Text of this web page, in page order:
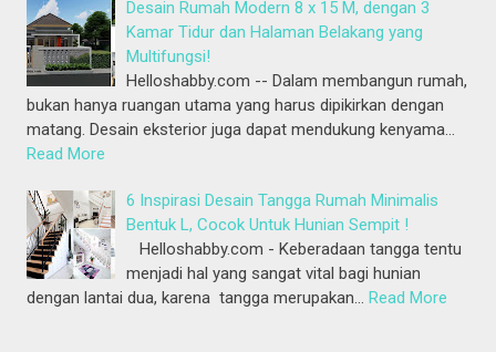
Desain Rumah Modern 8 x 15 M, dengan 3
Kamar Tidur dan Halaman Belakang yang
Multifungsi!
Helloshabby.com -- Dalam membangun rumah,
bukan hanya ruangan utama yang harus dipikirkan dengan
matang. Desain eksterior juga dapat mendukung kenyama…
Read More
6 Inspirasi Desain Tangga Rumah Minimalis
Bentuk L, Cocok Untuk Hunian Sempit !
Helloshabby.com - Keberadaan tangga tentu
menjadi hal yang sangat vital bagi hunian
dengan lantai dua, karena tangga merupakan… Read More